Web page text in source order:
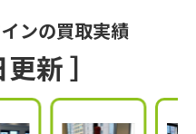
ンの買取実績
新 ］